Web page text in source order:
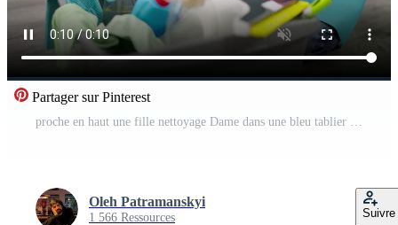
Partager sur Pinterest
proche en haut une fille nettoyage Dame dans une bleu tablier les transferts articles pour nettoyage détergent dans une gris Plastique bol et sélectionne leur tandis que nettoyage Vidéo Pro
Oleh Patramanskyi
1 566 Ressources Suivre